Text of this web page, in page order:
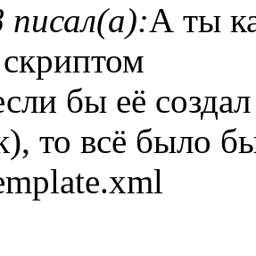
писал(а):А ты
бы её
то всё было